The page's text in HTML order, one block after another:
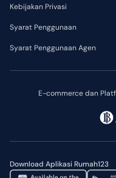
E-commerce dan
Download Aplikasi Rumah123
Kebijakan Privasi
Syarat Penggunaan
Syarat Penggunaan Agen